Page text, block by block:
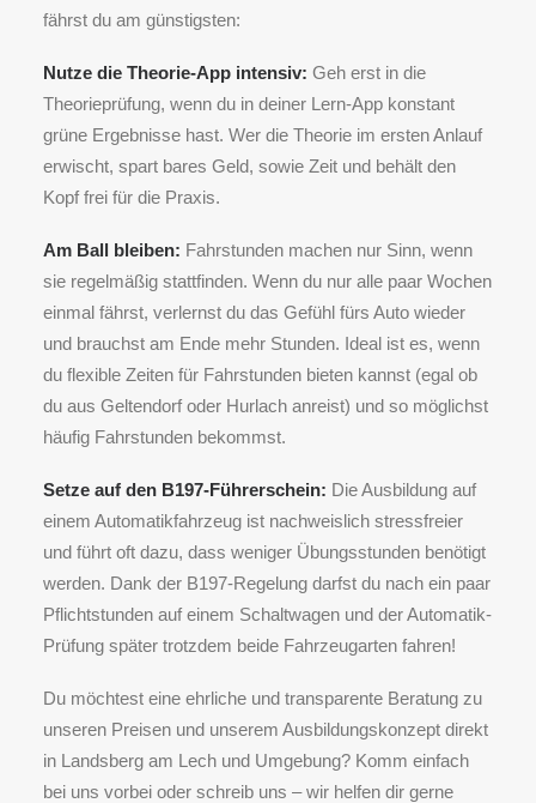
fährst du am günstigsten:
Nutze die Theorie-App intensiv: Geh erst in die
Theorieprüfung, wenn du in deiner Lern-App konstant
grüne Ergebnisse hast. Wer die Theorie im ersten Anlauf
erwischt, spart bares Geld, sowie Zeit und behält den
Kopf frei für die Praxis.
Am Ball bleiben: Fahrstunden machen nur Sinn, wenn
sie regelmäßig stattfinden. Wenn du nur alle paar Wochen
einmal fährst, verlernst du das Gefühl fürs Auto wieder
und brauchst am Ende mehr Stunden. Ideal ist es, wenn
du flexible Zeiten für Fahrstunden bieten kannst (egal ob
du aus Geltendorf oder Hurlach anreist) und so möglichst
häufig Fahrstunden bekommst.
Setze auf den B197-Führerschein: Die Ausbildung auf
einem Automatikfahrzeug ist nachweislich stressfreier
und führt oft dazu, dass weniger Übungsstunden benötigt
werden. Dank der B197-Regelung darfst du nach ein paar
Pflichtstunden auf einem Schaltwagen und der Automatik-
Prüfung später trotzdem beide Fahrzeugarten fahren!
Du möchtest eine ehrliche und transparente Beratung zu
unseren Preisen und unserem Ausbildungskonzept direkt
in Landsberg am Lech und Umgebung? Komm einfach
bei uns vorbei oder schreib uns – wir helfen dir gerne